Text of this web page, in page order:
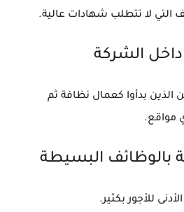
التي لا تتطلب شهادات عالية.
داخل الشركة
الذين بدأوا كعمال نظافة ثم
مواقع.
بالوظائف البسيطة
للأجور بكثير.